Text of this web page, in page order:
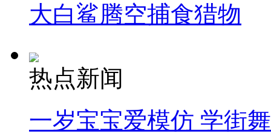
大白鲨腾空捕食猎物
热点新闻
一岁宝宝爱模仿 学街